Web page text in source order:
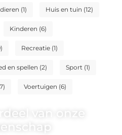
(1) Huis en tuin (12)
Kinderen (6)
Recreatie(1)
en spellen (2) Sport(1)
Voertuigen (6)
van onze